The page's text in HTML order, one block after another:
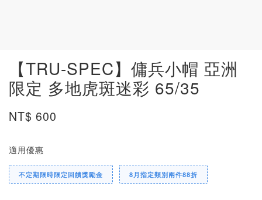
【TRU-SPEC】傭兵小帽 亞洲
限定 多地虎斑迷彩 65/35
NT$ 600
適用優惠
不定期限時限定回饋獎勵金 8月指定類別兩件88折